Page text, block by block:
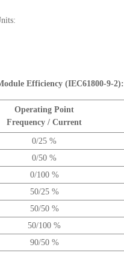
Efficiency (IEC61800-9-2):
Operating Point
Frequency / Current
0/25 %
0/50 %
0/100 %
50/25 %
50/50 %
50/100 %
90/50 %